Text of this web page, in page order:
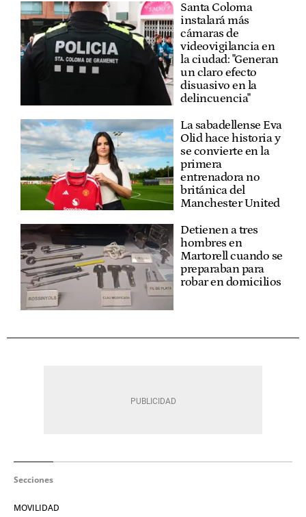
Santa Coloma
instalará más
cámaras de
videovigilancia en
la ciudad: "Generan
un claro efecto
disuasivo en la
delincuencia"
La sabadellense Eva
Olid hace historia y
se convierte en la
primera
entrenadora no
británica del
Manchester United
Detienen a tres
hombres en
Martorell cuando se
preparaban para
robar en domicilios
Secciones
MOVILIDAD